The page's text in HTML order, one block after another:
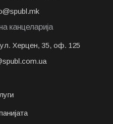
канцеларија
Херцен, 35, оф. 125